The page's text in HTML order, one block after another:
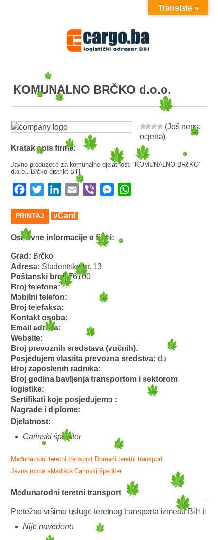
MENU
KOMUNALNO BRČKO d.o.o.
(Još nema
ocjena)
Kratak opis firme:
Javno preduzeće za komunalne djelatnosti “KOMUNALNO BRčKO”
d.o.o., Brčko distrikt BiH
Facebook
Twitter LinkedIn
Email Viber Messenger
PRINTAJ vCard
Osnovne informacije o firmi:
Grad: Brčko
Adresa: Studentska br. 13
Poštanski broj:76100
Broj telefona:
Mobilni telefon:
Broj telefaksa:
Kontakt osoba:
Email adresa:
Website:
Broj prevoznih sredstava (vučnih):
Posjedujem vlastita prevozna sredstva:da
Broj zaposlenih radnika:
Broj godina bavljenja transportom i sektorom
logistike:
Sertifikati koje posjedujemo :
Nagrade i diplome:
Djelatnost:
Carinski špediter
Međunarodni teretni transport Domaći teretni transport
Javna robna skladišta Carinski špediter
Međunarodni teretni transport
Pretežno vršimo usluge teretnog transporta između BiH i:
Nije navedeno
Translate »